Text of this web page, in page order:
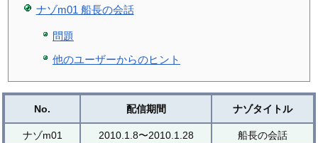
ナゾm01 船長の会話
問題
他のユーザーからのヒント
No. 配信期間 ナゾタイトル
ナゾm01 2010.1.8〜2010.1.28 船長の会話